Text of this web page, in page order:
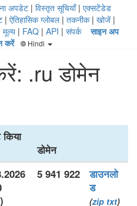
अपडेट | विस्तृत सूचियाँ| एक्सटेंडेड
| ऐतिहासिक ग्लोबल| तकनीक| खोजें |
मूल्य | FAQ | API | संपर्क
साइन अप
करें Hindi
.ru डोमेन
डोमेन
5 941 922
डाउनलो
ड
(zip txt)